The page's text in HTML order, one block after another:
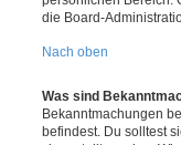
die Board-
Nach oben
Was sind
Bekanntmachungen
befindest. Du solltest